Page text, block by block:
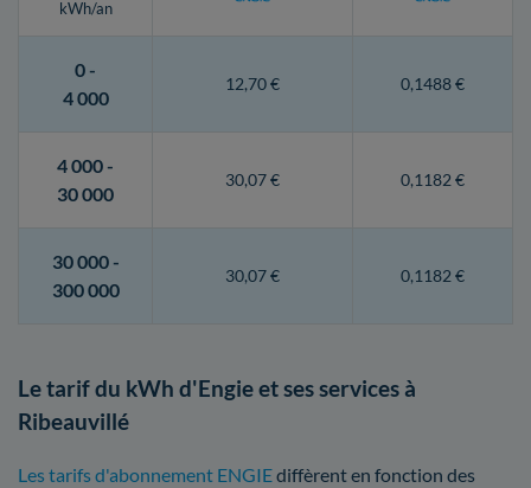
kWh/an
0 -
4 000
12,70 € 0,1488 €
4 000 -
30 000
30,07 € 0,1182 €
30 000 -
300 000
30,07 € 0,1182 €
Le tarif du kWh d'Engie et ses services à
Ribeauvillé
Les tarifs d'abonnement ENGIEdiffèrent en fonction des